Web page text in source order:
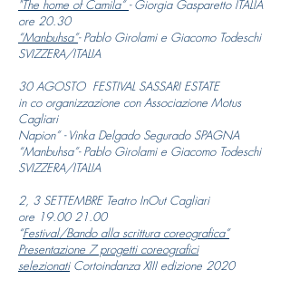
"The home of Camila”-Giorgia Gasparetto ITALIA
ore 20.30
“Manbuhsa”- Pablo Girolami e Giacomo Todeschi
SVIZZERA/ITALIA​​
30 AGOSTO FESTIVAL SASSARI ESTATE
in co organizzazione con Associazione Motus
Cagliari
Napion”- Vinka Delgado Segurado SPAGNA
“Manbuhsa”- Pablo Girolami e Giacomo Todeschi
SVIZZERA/ITALIA​​
2, 3 SETTEMBRE Teatro InOut Cagliari
ore 19.00 21.00
“Festival/Bando alla scrittura coreografica”
Presentazione 7 progetti coreografici
selezionatiCortoindanza XIII edizione 2020​